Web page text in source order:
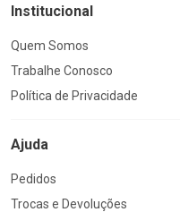
Institucional
Quem Somos
Trabalhe Conosco
Política de Privacidade
Ajuda
Pedidos
Trocas e Devoluções